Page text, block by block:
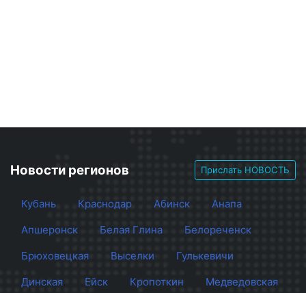
Новости регионов Прислать НОВОСТЬ
Кубань Краснодар Абинск
Анапа
Апшеронск
Белая Глина
Белореченск
Брюховецкая
Выселки
Гулькевичи
Динская
Ейск Кропоткин
Медведовская